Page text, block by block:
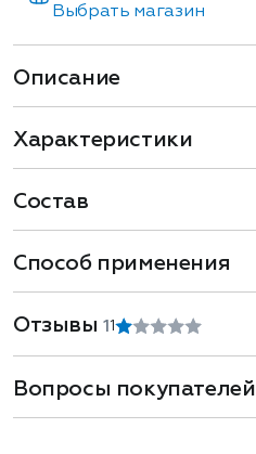
Выбрать магазин
Описание
Характеристики
Состав
Способ применения
Отзывы1 1
Вопросы покупателей